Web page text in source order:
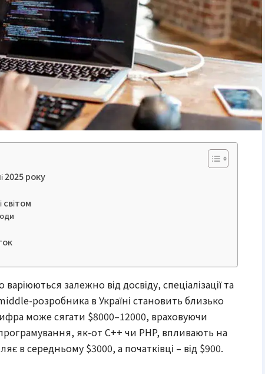
2025 року
світом
варіюються залежно від досвіду, спеціалізації та
розробника в Україні становить близько
може сягати $8000–12000, враховуючи
як-от C++ чи PHP, впливають на
в середньому $3000, а початківці – від $900.